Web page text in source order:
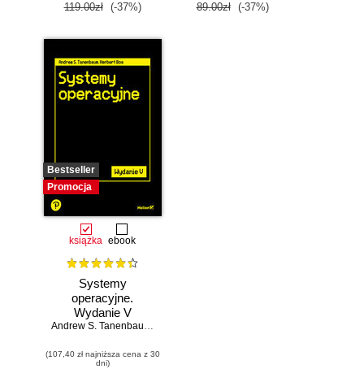
119.00zł (-37%) 89.00zł (-37%)
Bestseller
Promocja
książka ebook
Systemy
operacyjne.
Wydanie V
Andrew S. Tanenbaum,
(107,40 zł najniższa cena z 30
dni)